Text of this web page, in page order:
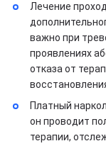
Лечение
важно при
проявлениях
отказа от
Платный
он проводит
терапии,